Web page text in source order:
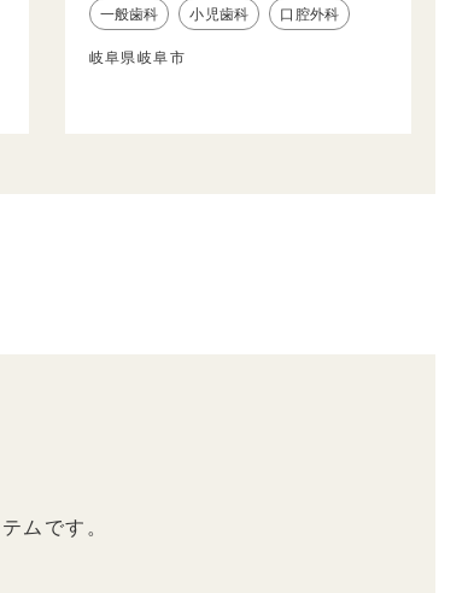
一般歯科 小児歯科 口腔外科
岐阜県岐阜市
ムです。